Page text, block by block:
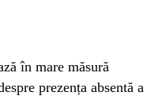
în mare măsură
prezența absentă a